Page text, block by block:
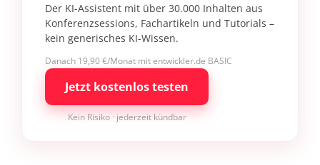
Der KI-Assistent mit über 30.000 Inhalten aus
Konferenzsessions, Fachartikeln und Tutorials –
kein generisches KI-Wissen.
Danach 19,90 €/Monat mit entwickler.de BASIC
Jetzt kostenlos testen
Kein Risiko · jederzeit kündbar